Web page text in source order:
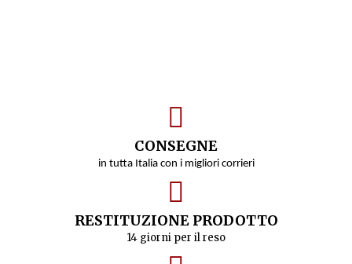
CONSEGNE
in tutta Italia con i migliori corrieri
RESTITUZIONE PRODOTTO
14 giorni per il reso